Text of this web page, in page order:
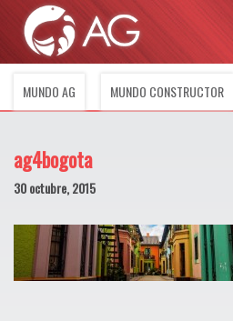
MUNDO AG MUNDO CONSTRUCTOR
ag4bogota
30 octubre, 2015